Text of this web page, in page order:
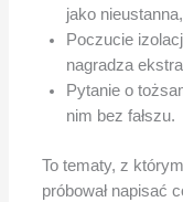
jako
Poczucie
nagradza
Pytanie o
nim bez fałszu.
To tematy, z
próbował napisać